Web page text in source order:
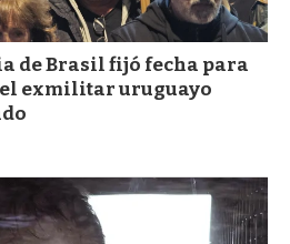
de Brasil fijó fecha para
exmilitar uruguayo